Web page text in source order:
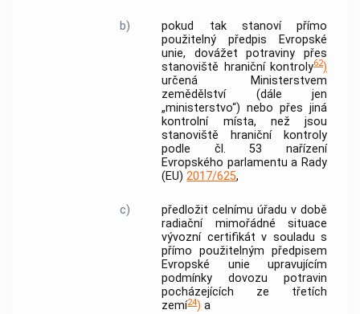
b)
pokud tak stanoví přímo
použitelný předpis Evropské
unie, dovážet potraviny přes
stanoviště hraniční kontroly62)
určená Ministerstvem
zemědělství (dále jen
„ministerstvo“) nebo přes jiná
kontrolní místa, než jsou
stanoviště hraniční kontroly
podle čl. 53 nařízení
Evropského parlamentu a Rady
(EU)2017/625,
c)
předložit celnímu úřadu v době
radiační mimořádné situace
vývozní certifikát v souladu s
přímo použitelným předpisem
Evropské unie upravujícím
podmínky dovozu potravin
pocházejících ze třetích
zemí24) a